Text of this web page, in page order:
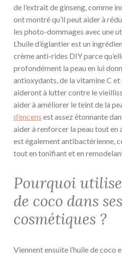
de l’extrait de ginseng, comme
ont montré qu’il peut aider à
les photo-dommages avec une
L’huile d’églantier est un
crème anti-rides DIY parce
profondément la peau en lui
antioxydants, de la vitamine C
aideront à lutter contre le
aider à améliorer le teint de la
d’encens est assez étonnante
aider à renforcer la peau tout en
est également antibactérienne,
tout en tonifiant et en
Pourquoi
de coco dans ses
cosmétiques ?
Viennent ensuite l’huile de coco